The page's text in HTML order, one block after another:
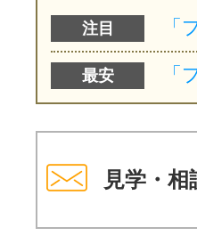
注目
最安
見学・相